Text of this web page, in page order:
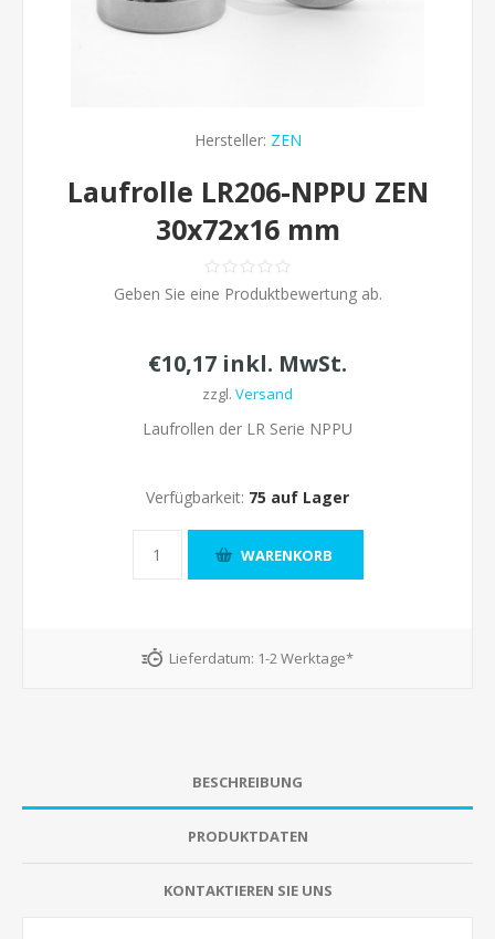
Hersteller: ZEN
Laufrolle LR206-NPPU ZEN
30x72x16 mm
Geben Sie eine Produktbewertung ab.
€10,17 inkl. MwSt.
zzgl. Versand
Laufrollen der LR Serie NPPU
Verfügbarkeit: 75 auf Lager
Lieferdatum: 1-2 Werktage*
BESCHREIBUNG
PRODUKTDATEN
KONTAKTIEREN SIE UNS